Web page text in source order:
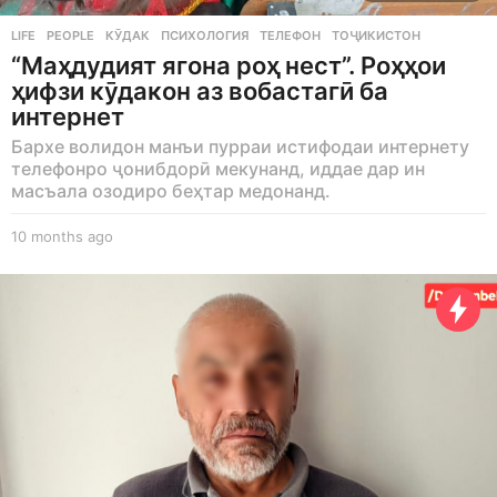
LIFE ,PEOPLE КӮДАК ,ПСИХОЛОГИЯ ,ТЕЛЕФОН ,ТОҶИКИСТОН
“Маҳдудият ягона роҳ нест”. Роҳҳои
ҳифзи кӯдакон аз вобастагӣ ба
интернет
Бархе волидон манъи пурраи истифодаи интернету
телефонро ҷонибдорӣ мекунанд, иддае дар ин
масъала озодиро беҳтар медонанд.
10 months ago
m